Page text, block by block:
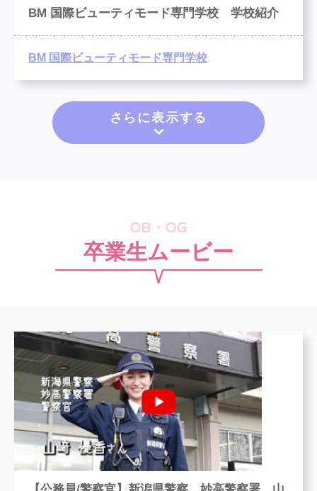
BM 国際ビューティモード専門学校 学校紹介
BM 国際ビューティモード専門学校
さらに表示する
卒業生ムービー